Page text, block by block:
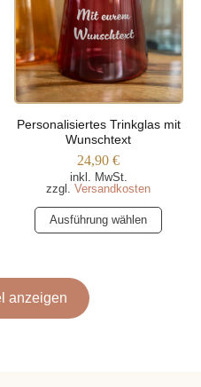
Die
Optionen
können
auf
der
Produktseite
gewählt
werden
Personalisiertes Trinkglas mit
Wunschtext
24,90€
inkl. MwSt.
zzgl.Versandkosten
Ausführung wählen
Dieses
Produkt
Varianten
anzeigen